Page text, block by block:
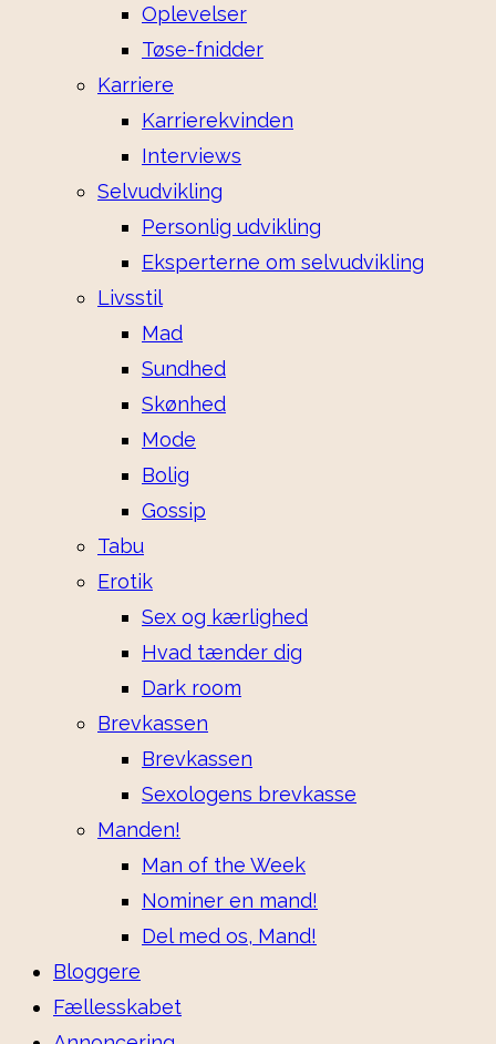
Oplevelser
Tøse-fnidder
Karriere
Karrierekvinden
Interviews
Selvudvikling
Personlig udvikling
Eksperterne om selvudvikling
Livsstil
Mad
Sundhed
Skønhed
Mode
Bolig
Gossip
Tabu
Erotik
Sex og kærlighed
Hvad tænder dig
Dark room
Brevkassen
Brevkassen
Sexologens brevkasse
Manden!
Man of the Week
Nominer en mand!
Del med os, Mand!
Bloggere
Fællesskabet